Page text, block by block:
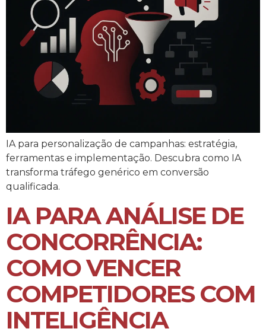
IA para personalização de campanhas: estratégia,
ferramentas e implementação. Descubra como IA
transforma tráfego genérico em conversão
qualificada.
IA PARA ANÁLISE DE
CONCORRÊNCIA:
COMO VENCER
COMPETIDORES COM
INTELIGÊNCIA